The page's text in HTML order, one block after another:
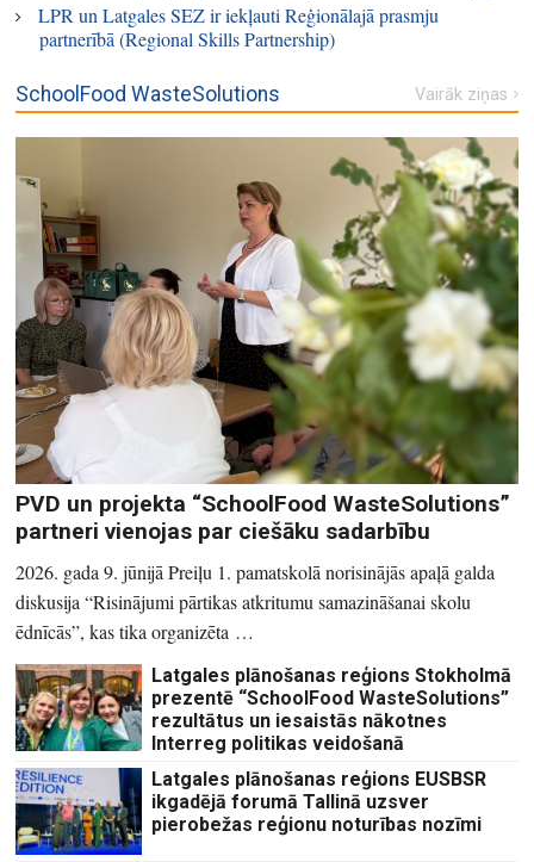
LPR un Latgales SEZ ir iekļauti Reģionālajā prasmju
partnerībā (Regional Skills Partnership)
Vairāk ziņas
SchoolFood WasteSolutions
PVD un projekta “SchoolFood WasteSolutions”
partneri vienojas par ciešāku sadarbību
2026. gada 9. jūnijā Preiļu 1. pamatskolā norisinājās apaļā galda
diskusija “Risinājumi pārtikas atkritumu samazināšanai skolu
ēdnīcās”, kas tika organizēta …
Latgales plānošanas reģions Stokholmā
prezentē “SchoolFood WasteSolutions”
rezultātus un iesaistās nākotnes
Interreg politikas veidošanā
Latgales plānošanas reģions EUSBSR
ikgadējā forumā Tallinā uzsver
pierobežas reģionu noturības nozīmi